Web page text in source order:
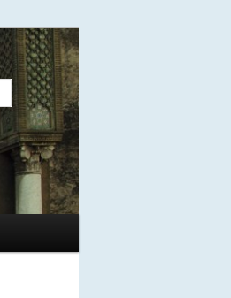
Search